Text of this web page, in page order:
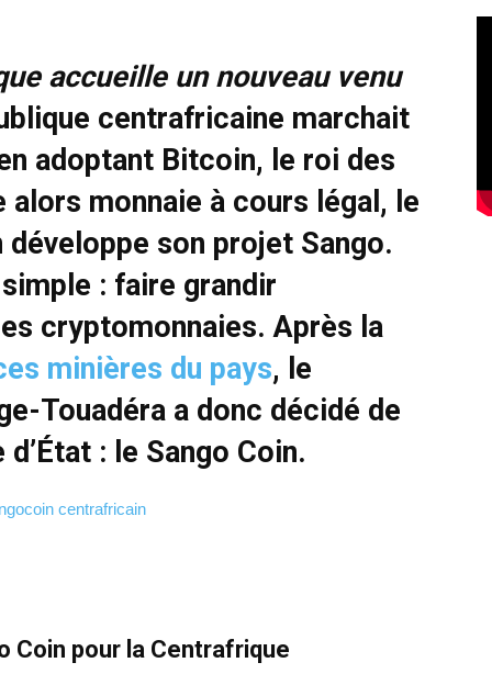
accueille un nouveau venu
centrafricaine marchait
adoptant Bitcoin, le roi des
monnaie à cours légal, le
son projet Sango.
: faire grandir
cryptomonnaies. Après la
minières du pays, le
Touadéra a donc décidé de
: le Sango Coin.
Coin pour la Centrafrique